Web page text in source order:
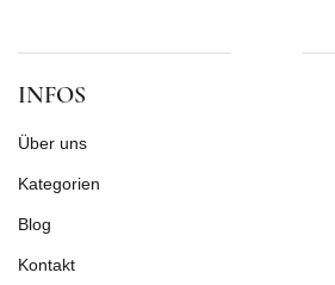
INFOS
Über uns
Kategorien
Blog
Kontakt